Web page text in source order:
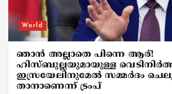
World
ഞാന്‍ അല്ലാതെ പിന്നെ ആര്!
ഹിസ്ബുല്ലയുമായുള്ള
ഇസ്രയേലിനുമേല്‍ സമ്മര്‍ദം
താനാണെന്ന് ട്രംപ്